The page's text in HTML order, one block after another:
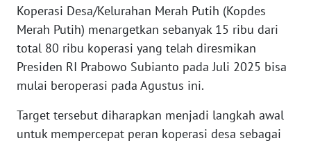
Koperasi Desa/Kelurahan Merah Putih (Kopdes
Merah Putih) menargetkan sebanyak 15 ribu dari
total 80 ribu koperasi yang telah diresmikan
Presiden RI Prabowo Subianto pada Juli 2025 bisa
mulai beroperasi pada Agustus ini.
Target tersebut diharapkan menjadi langkah awal
untuk mempercepat peran koperasi desa sebagai
Informasi
INDEKS
BERITA
KONTAK
KAMI